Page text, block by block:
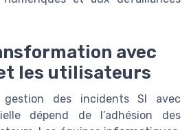
avec
les utilisateurs
des incidents SI avec
dépend de l’adhésion des